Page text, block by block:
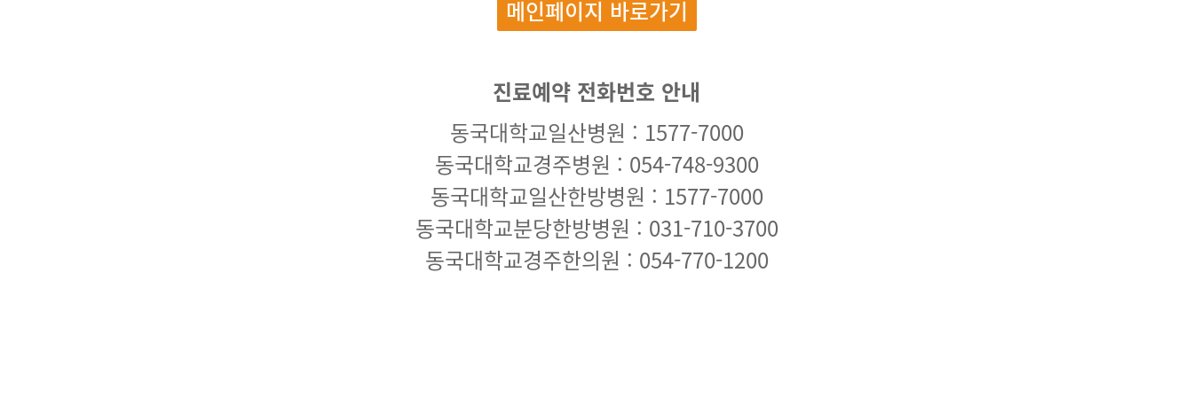
메인페이지 바로가기
진료예약 전화번호 안내
동국대학교일산병원 : 1577-7000
동국대학교경주병원 : 054-748-9300
동국대학교일산한방병원 : 1577-7000
동국대학교분당한방병원 : 031-710-3700
동국대학교경주한의원 : 054-770-1200